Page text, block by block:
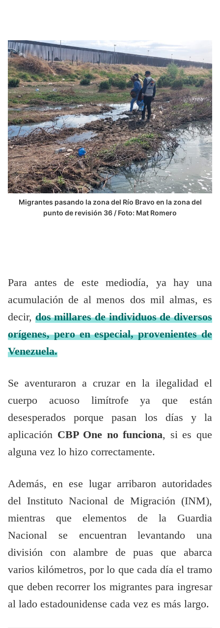
Migrantes pasando la zona del Río Bravo en la zona del
punto de revisión 36 / Foto: Mat Romero
Para antes de este mediodía, ya hay una
acumulación de al menos dos mil almas, es
decir, dos millares de individuos de diversos
orígenes, pero en especial, provenientes de
Venezuela.
Se aventuraron a cruzar en la ilegalidad el
cuerpo acuoso limítrofe ya que están
desesperados porque pasan los días y la
aplicación CBP One no funciona, si es que
alguna vez lo hizo correctamente.
Además, en ese lugar arribaron autoridades
del Instituto Nacional de Migración (INM),
mientras que elementos de la Guardia
Nacional se encuentran levantando una
división con alambre de puas que abarca
varios kilómetros, por lo que cada día el tramo
que deben recorrer los migrantes para ingresar
al lado estadounidense cada vez es más largo.